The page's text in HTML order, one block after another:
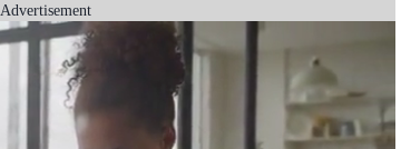
Advertisement